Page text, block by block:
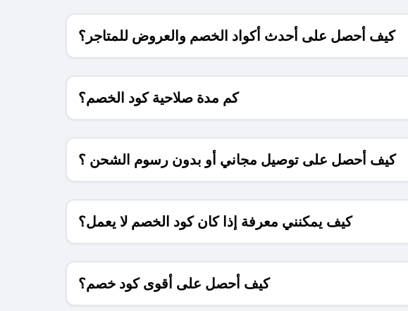
كيف أحصل على أحدث أكواد الخصم والعروض للمتاجر؟
كم مدة صلاحية كود الخصم؟
كيف أحصل على توصيل مجاني أو بدون رسوم الشحن ؟
كيف يمكنني معرفة إذا كان كود الخصم لا يعمل؟
كيف أحصل على أقوى كود خصم؟